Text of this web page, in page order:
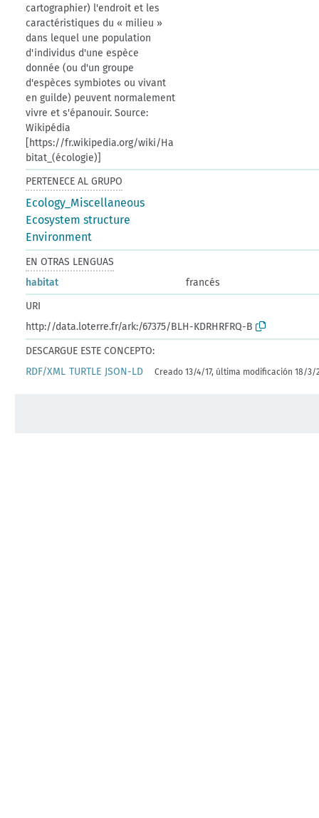
cartographier) l'endroit et les
caractéristiques du « milieu »
dans lequel une population
d'individus d'une espèce
donnée (ou d'un groupe
d'espèces symbiotes ou vivant
en guilde) peuvent normalement
vivre et s'épanouir. Source:
Wikipédia
[https://fr.wikipedia.org/wiki/Ha
bitat_(écologie)]
PERTENECE AL GRUPO
Ecology_Miscellaneous
Ecosystem structure
Environment
EN OTRAS LENGUAS
habitat
francés
URI
http://data.loterre.fr/ark:/67375/BLH-KDRHRFRQ-B
DESCARGUE ESTE CONCEPTO:
RDF/XML TURTLE JSON-LD Creado 13/4/17, última modificación 18/3/